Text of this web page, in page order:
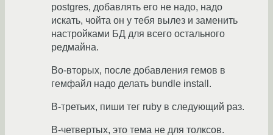
postgres, добавлять его не надо, надо
искать, чойта он у тебя вылез и заменить
настройками БД для всего остального
редмайна.
Во-вторых, после добавления гемов в
гемфайл надо делать bundle install.
В-третьих, пиши тег ruby в следующий раз.
В-четвертых, это тема не для толксов.